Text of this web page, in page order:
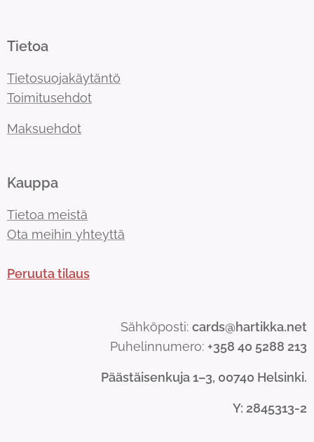
Tietoa
Tietosuojakäytäntö
Toimitusehdot
Maksuehdot
Kauppa
Tietoa meistä
Ota meihin yhteyttä
Peruuta tilaus
Sähköposti: cards@hartikka.net
Puhelinnumero: +358 40 5288 213
Päästäisenkuja 1–3, 00740 Helsinki.
Y: 2845313-2